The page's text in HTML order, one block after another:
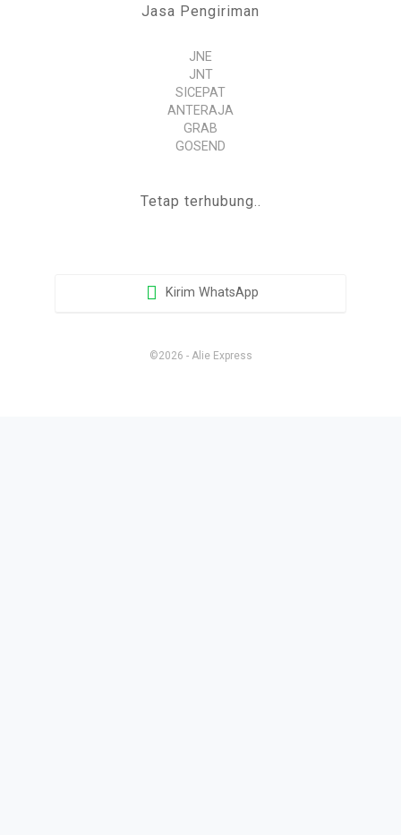
Jasa Pengiriman
JNE
JNT
SICEPAT
ANTERAJA
GRAB
GOSEND
Tetap terhubung..
Kirim WhatsApp
©2026 - Alie Express